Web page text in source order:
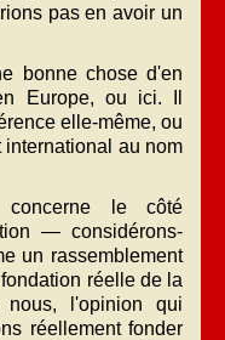
pas en avoir un
bonne chose d'en
Europe, ou ici. Il
elle-même, ou
au nom
le côté
— considérons-
un rassemblement
réelle de la
nous, l'opinion qui
réellement fonder